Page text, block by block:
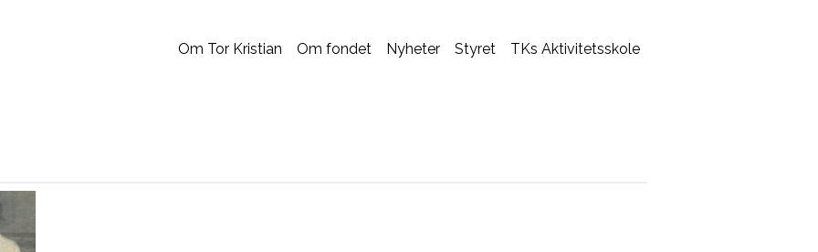
Om Tor Kristian Om fondet Nyheter Styret TKs Aktivitetsskole